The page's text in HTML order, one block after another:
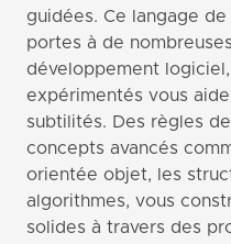
guidées. Ce langage
portes à de
développement
expérimentés vous
subtilités. Des règles
concepts avancés
orientée objet, les
algorithmes, vous
solides à travers des